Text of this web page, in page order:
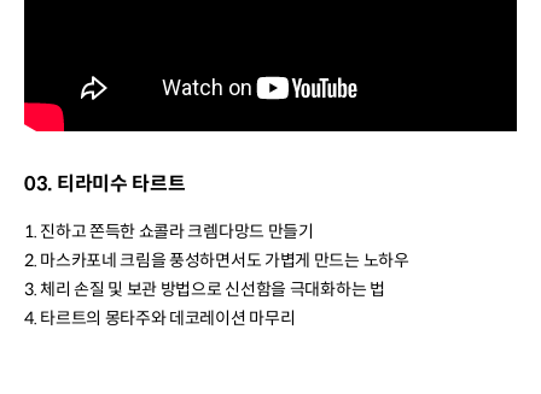
03. 티라미수 타르트
1. 진하고 쫀득한 쇼콜라 크렘다망드 만들기
2. 마스카포네 크림을 풍성하면서도 가볍게 만드는 노하우
3. 체리 손질 및 보관 방법으로 신선함을 극대화하는 법
4. 타르트의 몽타주와 데코레이션 마무리